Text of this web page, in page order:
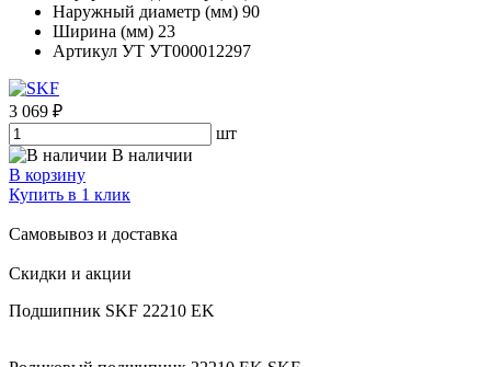
Наружный диаметр (мм) 90
Ширина (мм) 23
Артикул УТ УТ000012297
3 069 ₽
шт
В наличии
В корзину
Купить в 1 клик
Самовывоз и доставка
Скидки и акции
Подшипник SKF 22210 EK